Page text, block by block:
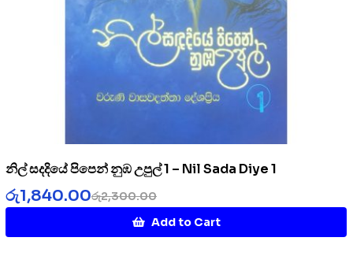
නිල් සදදියේ පිපෙන් නුඹ උපුල් 1 – Nil Sada Diye 1
රු2,300.00
රු1,840.00
Add to Cart